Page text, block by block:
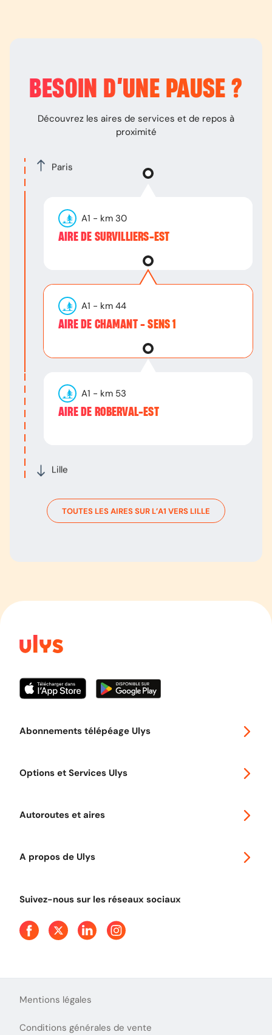
BESOIN D’UNE PAUSE ?
Découvrez les aires de services et de repos à
proximité
Paris
Lille
A1 - km 30
AIRE DE SURVILLIERS-EST
A1 - km 44
AIRE DE CHAMANT - SENS 1
A1 - km 53
AIRE DE ROBERVAL-EST
TOUTES LES AIRES SUR L’A1 VERS LILLE
Abonnements télépéage Ulys
Options et Services Ulys
Autoroutes et aires
A propos de Ulys
Presse
Suivez-nous sur les réseaux sociaux
Mentions légales
Conditions générales de vente